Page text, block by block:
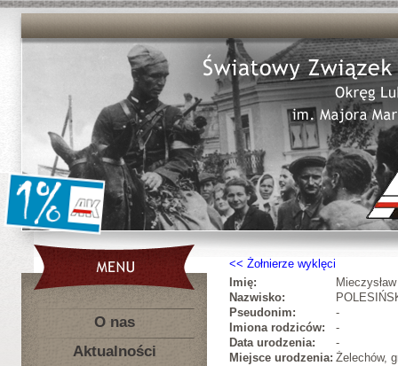
O nas
Aktualności
Żołnierze wyklęci
Imię:
Mieczysław
Nazwisko:
Pseudonim:
-
Imiona rodziców:
-
Data urodzenia:
-
Miejsce urodzenia: Żelechów,